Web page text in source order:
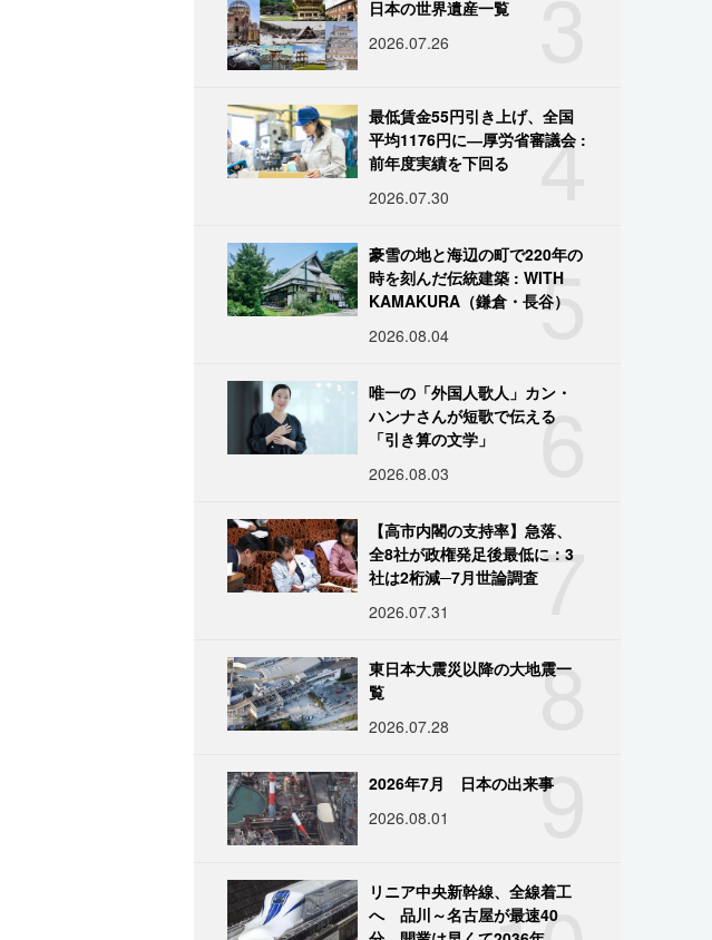
日本の世界遺産一覧
2026.07.26
4
最低賃金55円引き上げ、全国
平均1176円に―厚労省審議会 :
前年度実績を下回る
2026.07.30
5
豪雪の地と海辺の町で220年の
時を刻んだ伝統建築 : WITH
KAMAKURA（鎌倉・長谷）
2026.08.04
6
唯一の「外国人歌人」カン・
ハンナさんが短歌で伝える
「引き算の文学」
2026.08.03
7
【高市内閣の支持率】急落、
全8社が政権発足後最低に：3
社は2桁減─7月世論調査
2026.07.31
8
東日本大震災以降の大地震一
覧
2026.07.28
9
2026年7月 日本の出来事
2026.08.01
リニア中央新幹線、全線着工
へ 品川～名古屋が最速40